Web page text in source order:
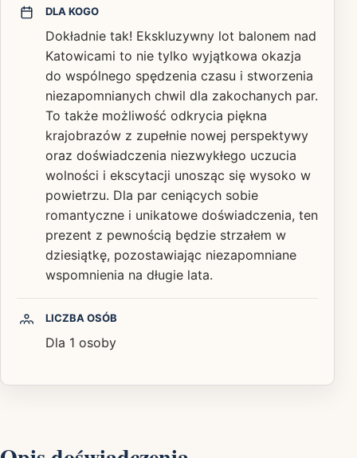
DLA KOGO
Dokładnie tak! Ekskluzywny lot balonem nad
Katowicami to nie tylko wyjątkowa okazja
do wspólnego spędzenia czasu i stworzenia
niezapomnianych chwil dla zakochanych par.
To także możliwość odkrycia piękna
krajobrazów z zupełnie nowej perspektywy
oraz doświadczenia niezwykłego uczucia
wolności i ekscytacji unosząc się wysoko w
powietrzu. Dla par ceniących sobie
romantyczne i unikatowe doświadczenia, ten
prezent z pewnością będzie strzałem w
dziesiątkę, pozostawiając niezapomniane
wspomnienia na długie lata.
LICZBA OSÓB
Dla 1 osoby